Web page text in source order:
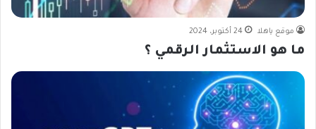
موقع ياهلا 24 أكتوبر، 2024
ما هو الاستثمار الرقمي ؟